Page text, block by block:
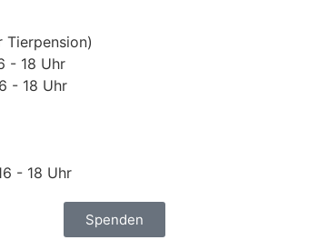
18 Uhr
18 Uhr
- 18 Uhr
Spenden